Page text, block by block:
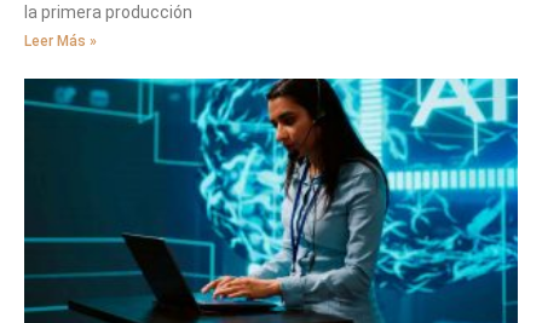
la primera producción
Leer Más »